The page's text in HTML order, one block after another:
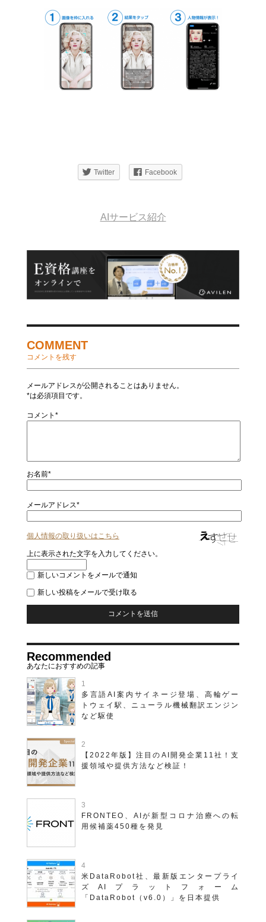
Twitter Facebook
AIサービス紹介
COMMENT
コメントを残す
メールアドレスが公開されることはありません。
*は必須項目です。
コメント*
お名前*
メールアドレス*
個人情報の取り扱いはこちら
上に表示された文字を入力してください。
新しいコメントをメールで通知
新しい投稿をメールで受け取る
Recommended
多言語AI案内サイネージ登場、高輪ゲー
トウェイ駅、ニューラル機械翻訳エンジン
など駆使
【2022年版】注目のAI開発企業11社！支
援領域や提供方法など検証！
FRONTEO、AIが新型コロナ治療への転
用候補薬450種を発見
米DataRobot社、最新版エンタープライ
ズAIプラットフォーム
「DataRobot（v6.0）」を日本提供